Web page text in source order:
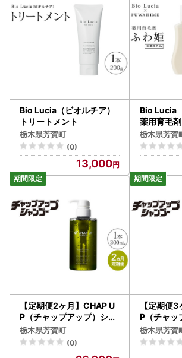
Bio Lucia（ビオルチア）
トリートメント
栃木県芳賀町
(0)
13,000
Bio Lucia
薬用育毛
部外品）
栃木県芳賀
【定期便2ヶ月】CHAP U
P（チャップアップ）シャ
ンプー
栃木県芳賀町
(0)
【定期便
P（チャッ
ンプー
栃木県芳賀